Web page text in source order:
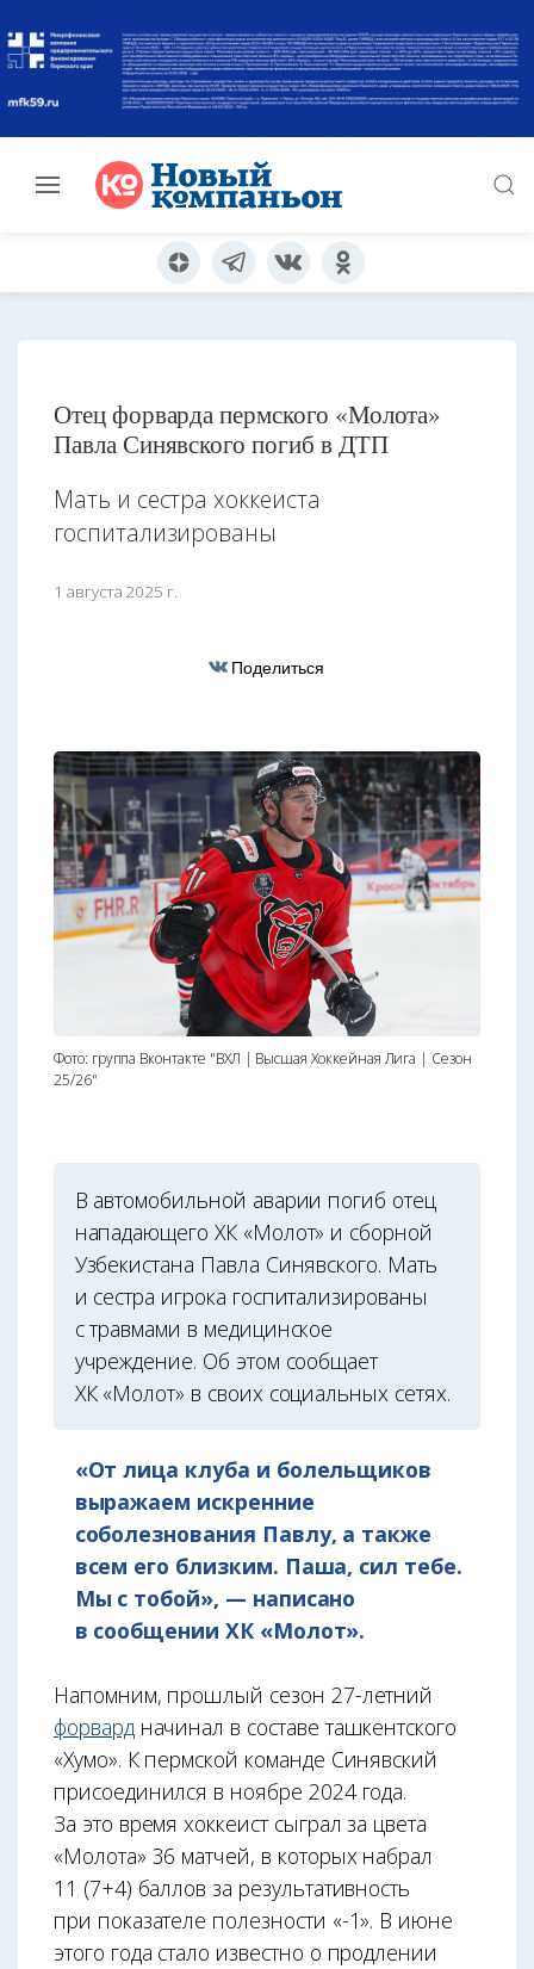
Отец форварда пермского «Молота»
Павла Синявского погиб в ДТП
Мать и сестра хоккеиста
госпитализированы
1 августа 2025 г.
Поделиться
Фото: группа Вконтакте "ВХЛ | Высшая Хоккейная Лига | Сезон
25/26"
В автомобильной аварии погиб отец
нападающего ХК «Молот» и сборной
Узбекистана Павла Синявского. Мать
и сестра игрока госпитализированы
с травмами в медицинское
учреждение. Об этом сообщает
ХК «Молот» в своих социальных сетях.
«От лица клуба и болельщиков
выражаем искренние
соболезнования Павлу, а также
всем его близким. Паша, сил тебе.
Мы с тобой», — написано
в сообщении ХК «Молот».
Напомним, прошлый сезон 27-летний
форвардначинал в составе ташкентского
«Хумо». К пермской команде Синявский
присоединился в ноябре 2024 года.
За это время хоккеист сыграл за цвета
«Молота» 36 матчей, в которых набрал
11 (7+4) баллов за результативность
при показателе полезности «-1». В июне
этого года стало известно о продлении